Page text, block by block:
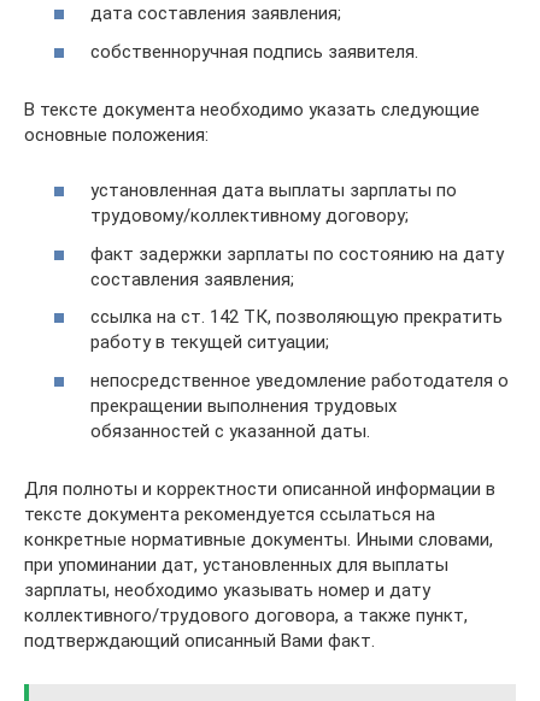
дата составления заявления;
собственноручная подпись заявителя.
В тексте документа необходимо указать следующие
основные положения:
установленная дата выплаты зарплаты по
трудовому/коллективному договору;
факт задержки зарплаты по состоянию на дату
составления заявления;
ссылка на ст. 142 ТК, позволяющую прекратить
работу в текущей ситуации;
непосредственное уведомление работодателя о
прекращении выполнения трудовых
обязанностей с указанной даты.
Для полноты и корректности описанной информации в
тексте документа рекомендуется ссылаться на
конкретные нормативные документы. Иными словами,
при упоминании дат, установленных для выплаты
зарплаты, необходимо указывать номер и дату
коллективного/трудового договора, а также пункт,
подтверждающий описанный Вами факт.